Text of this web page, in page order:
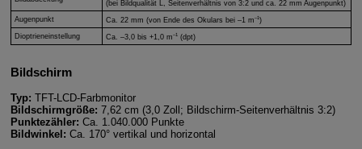
(bei Bildqualität L, Seitenverhältnis von 3:2 und ca. 22 mm Augenpunkt)
Augenpunkt
Ca. 22 mm (von Ende des Okulars bei –1 m–1)
Dioptrieneinstellung
Ca. –3,0 bis +1,0 m–1 (dpt)
Bildschirm
Typ: TFT-LCD-Farbmonitor
Bildschirmgröße: 7,62 cm (3,0 Zoll; Bildschirm-Seitenverhältnis 3:2)
Punktezähler: Ca. 1.040.000 Punkte
Bildwinkel: Ca. 170° vertikal und horizontal